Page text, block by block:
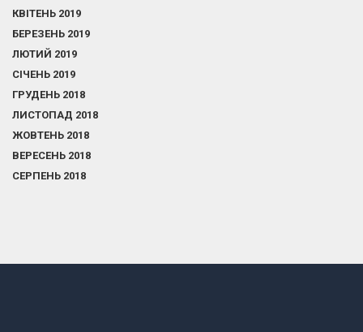
КВІТЕНЬ 2019
БЕРЕЗЕНЬ 2019
ЛЮТИЙ 2019
СІЧЕНЬ 2019
ГРУДЕНЬ 2018
ЛИСТОПАД 2018
ЖОВТЕНЬ 2018
ВЕРЕСЕНЬ 2018
СЕРПЕНЬ 2018